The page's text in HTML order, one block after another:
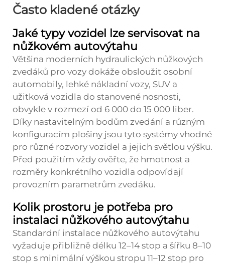
Často kladené otázky
Jaké typy vozidel lze servisovat na
nůžkovém autovýtahu
Většina moderních hydraulických nůžkových
zvedáků pro vozy dokáže obsloužit osobní
automobily, lehké nákladní vozy, SUV a
užitková vozidla do stanovené nosnosti,
obvykle v rozmezí od 6 000 do 15 000 liber.
Díky nastavitelným bodům zvedání a různým
konfiguracím plošiny jsou tyto systémy vhodné
pro různé rozvory vozidel a jejich světlou výšku.
Před použitím vždy ověřte, že hmotnost a
rozměry konkrétního vozidla odpovídají
provozním parametrům zvedáku.
Kolik prostoru je potřeba pro
instalaci nůžkového autovýtahu
Standardní instalace nůžkového autovýtahu
vyžaduje přibližně délku 12–14 stop a šířku 8–10
stop s minimální výškou stropu 11–12 stop pro